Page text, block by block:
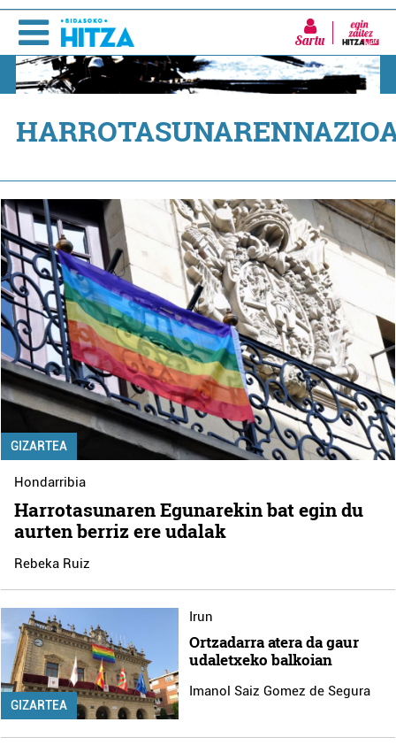
Sartu
GIZARTEA
Hondarribia
Harrotasunaren Egunarekin bat egin du
aurten berriz ere udalak
Rebeka Ruiz
GIZARTEA
Irun
Ortzadarra atera da gaur
udaletxeko balkoian
Imanol Saiz Gomez de Segura